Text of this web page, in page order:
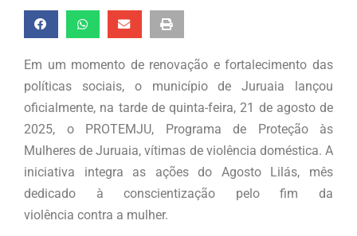
Em um momento de renovação e fortalecimento das
políticas sociais, o município de Juruaia lançou
oficialmente, na tarde de quinta-feira, 21 de agosto de
2025, o PROTEMJU, Programa de Proteção às
Mulheres de Juruaia, vítimas de violência doméstica. A
iniciativa integra as ações do Agosto Lilás, mês
dedicado à conscientização pelo fim da
violência contra a mulher.